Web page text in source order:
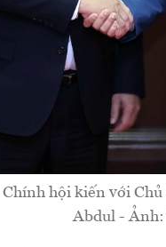
hội kiến với
Abdul - Ảnh: